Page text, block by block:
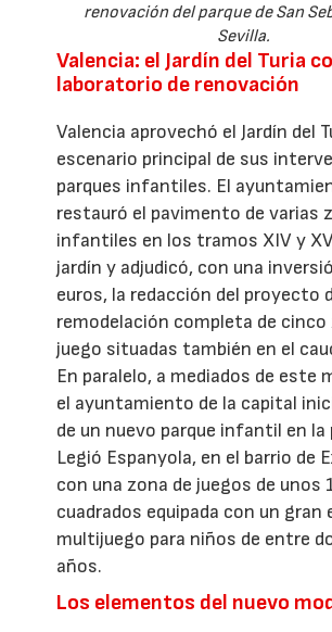
renovación del parque de San
Sevilla.
Valencia: el Jardín del Turia
laboratorio de renovación
Valencia aprovechó el Jardín del
escenario principal de sus
parques infantiles. El
restauró el pavimento de varias
infantiles en los tramos XIV y
jardín y adjudicó, con una
euros, la redacción del proyecto
remodelación completa de cinco
juego situadas también en el
En paralelo, a mediados de este
el ayuntamiento de la capital
de un nuevo parque infantil en la
Legió Espanyola, en el barrio de
con una zona de juegos de unos
cuadrados equipada con un gran
multijuego para niños de entre
años.
Los elementos del nuevo